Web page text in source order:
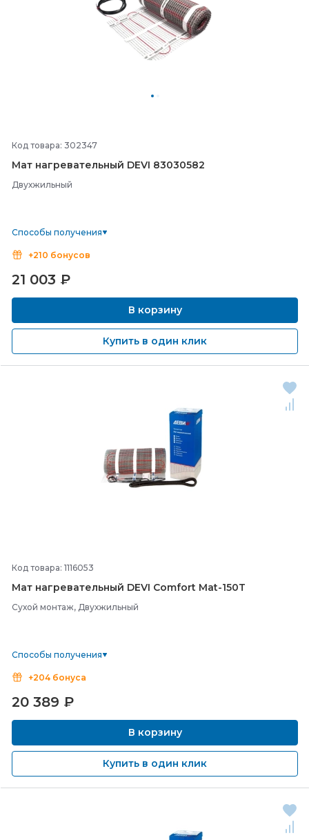
Код товара: 302347
Мат нагревательный DEVI 83030582
Двухжильный
Способы получения
+210 бонусов
21 003 ₽
В корзину
Купить в один клик
Код товара: 1116053
Мат нагревательный DEVI Comfort Mat-150T
Сухой монтаж, Двухжильный
Способы получения
+204 бонуса
20 389 ₽
В корзину
Купить в один клик